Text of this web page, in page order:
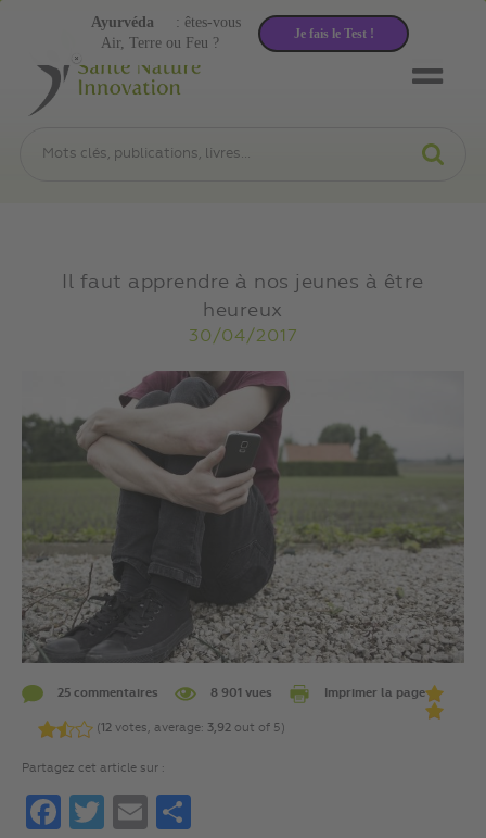
Il faut apprendre à nos jeunes à être
heureux
30/04/2017
25 commentaires 8 901 vues Imprimer la page
(12 votes, average: 3,92 out of 5)
Partagez cet article sur :
FacebookTwitterEmail
Air, Terre ou Feu ?
Ayurvéda : êtes-vous
Je fais le Test !